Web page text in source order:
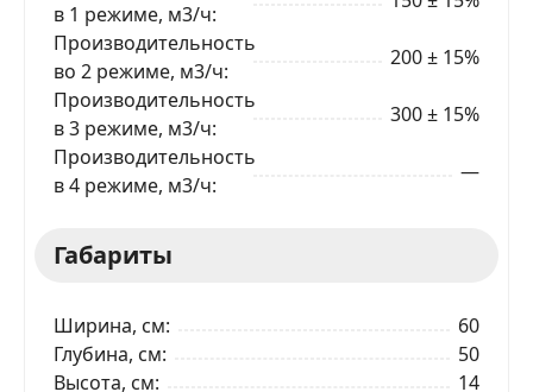
в 1 режиме, м3/ч
Производительность
во 2 режиме, м3/ч
200 ± 15%
Производительность
в 3 режиме, м3/ч
300 ± 15%
Производительность
в 4 режиме, м3/ч
—
Габариты
Ширина, см
60
Глубина, см
50
Высота, см
14